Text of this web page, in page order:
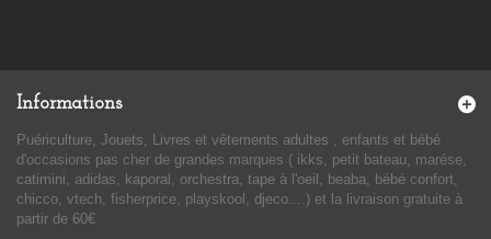
Informations
Puériculture, Jouets, Livres et vêtements adultes , enfants et bébé
d'occasions pas cher de grandes marques ( ikks, petit bateau, marése,
catimini, adidas, kaporal, orchestra, tape à l'oeil, beaba, bébé confort,
chicco, vtech, fisherprice, playskool, djeco....) et la livraison gratuite à
partir de 60€